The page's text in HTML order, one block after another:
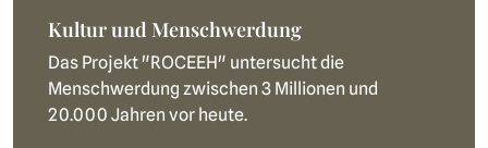
Kultur und Menschwerdung
Das Projekt "ROCEEH" untersucht die
Menschwerdung zwischen 3 Millionen und
20.000 Jahren vor heute.